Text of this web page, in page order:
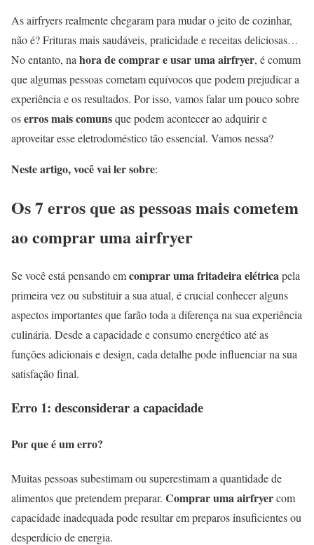
As airfryers realmente chegaram para mudar o jeito de cozinhar,
não é? Frituras mais saudáveis, praticidade e receitas deliciosas…
No entanto, na hora decomprar e usar uma airfryer, é comum
que algumas pessoas cometam equívocos que podem prejudicar a
experiência e os resultados. Por isso, vamos falar um pouco sobre
oserros mais comunsque podem acontecer ao adquirir e
aproveitar esse eletrodoméstico tão essencial. Vamos nessa?
Neste artigo, você vai ler sobre:
Os 7 erros que as pessoas mais cometem
ao comprar uma airfryer
Se você está pensando emcomprar uma fritadeira elétrica pela
primeira vez ou substituir a sua atual, é crucial conhecer alguns
aspectos importantes que farão toda a diferença na sua experiência
culinária. Desde a capacidade e consumo energético até as
funções adicionais e design, cada detalhe pode influenciar na sua
satisfação final.
Erro 1: desconsiderar a capacidade
Por que é um erro?
Muitas pessoas subestimam ou superestimam a quantidade de
alimentos que pretendem preparar. Comprar uma airfryercom
capacidade inadequada pode resultar em preparos insuficientes ou
desperdício de energia.